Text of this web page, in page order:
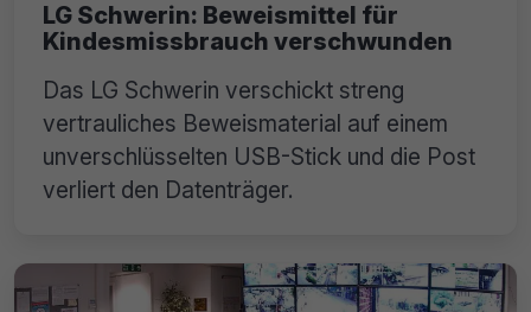
LG Schwerin: Beweismittel für
Kindesmissbrauch verschwunden
Das LG Schwerin verschickt streng
vertrauliches Beweismaterial auf einem
unverschlüsselten USB-Stick und die Post
verliert den Datenträger.